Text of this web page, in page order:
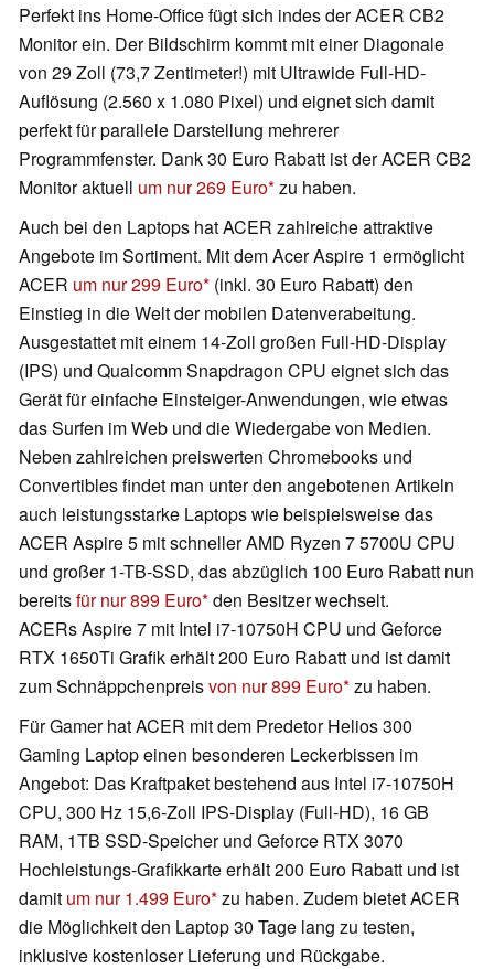
Perfekt ins Home-Office fügt sich indes der ACER CB2
Monitor ein. Der Bildschirm kommt mit einer Diagonale
von 29 Zoll (73,7 Zentimeter!) mit Ultrawide Full-HD-
Auflösung (2.560 x 1.080 Pixel) und eignet sich damit
perfekt für parallele Darstellung mehrerer
Programmfenster. Dank 30 Euro Rabatt ist der ACER CB2
Monitor aktuell um nur 269 Euro zu haben.
Auch bei den Laptops hat ACER zahlreiche attraktive
Angebote im Sortiment. Mit dem Acer Aspire 1 ermöglicht
ACER um nur 299 Euro (inkl. 30 Euro Rabatt) den
Einstieg in die Welt der mobilen Datenverabeitung.
Ausgestattet mit einem 14-Zoll großen Full-HD-Display
(IPS) und Qualcomm Snapdragon CPU eignet sich das
Gerät für einfache Einsteiger-Anwendungen, wie etwas
das Surfen im Web und die Wiedergabe von Medien.
Neben zahlreichen preiswerten Chromebooks und
Convertibles findet man unter den angebotenen Artikeln
auch leistungsstarke Laptops wie beispielsweise das
ACER Aspire 5 mit schneller AMD Ryzen 7 5700U CPU
und großer 1-TB-SSD, das abzüglich 100 Euro Rabatt nun
bereitsfür nur 899 Euro den Besitzer wechselt.
ACERs Aspire 7 mit Intel i7-10750H CPU und Geforce
RTX 1650Ti Grafik erhält 200 Euro Rabatt und ist damit
zum Schnäppchenpreisvon nur 899 Euro zu haben.
Für Gamer hat ACER mit dem Predetor Helios 300
Gaming Laptop einen besonderen Leckerbissen im
Angebot: Das Kraftpaket bestehend aus Intel i7-10750H
CPU, 300 Hz 15,6-Zoll IPS-Display (Full-HD), 16 GB
RAM, 1TB SSD-Speicher und Geforce RTX 3070
Hochleistungs-Grafikkarte erhält 200 Euro Rabatt und ist
damit um nur 1.499 Euro zu haben. Zudem bietet ACER
die Möglichkeit den Laptop 30 Tage lang zu testen,
inklusive kostenloser Lieferung und Rückgabe.